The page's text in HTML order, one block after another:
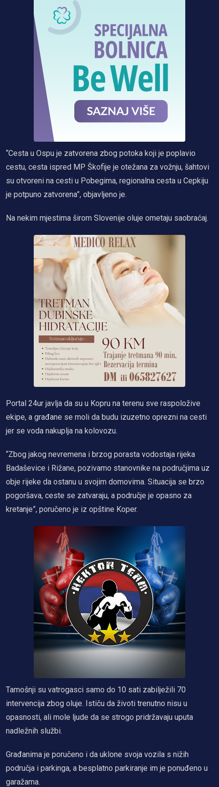
“Cesta u Ospu je zatvorena zbog potoka koji je poplavio
cestu, cesta ispred MP Škofije je otežana za vožnju, šahtovi
su otvoreni na cesti u Pobegima, regionalna cesta u Cepkiju
je potpuno zatvorena”, objavljeno je.
Na nekim mjestima širom Slovenije oluje ometaju saobraćaj.
Portal 24ur javlja da su u Kopru na terenu sve raspoložive
ekipe, a građane se moli da budu izuzetno oprezni na cesti
jer se voda nakuplja na kolovozu.
“Zbog jakog nevremena i brzog porasta vodostaja rijeka
Badaševice i Rižane, pozivamo stanovnike na područjima uz
obje rijeke da ostanu u svojim domovima. Situacija se brzo
pogoršava, ceste se zatvaraju, a područje je opasno za
kretanje”, poručeno je iz opštine Koper.
Tamošnji su vatrogasci samo do 10 sati zabilježili 70
intervencija zbog oluje. Ističu da životi trenutno nisu u
opasnosti, ali mole ljude da se strogo pridržavaju uputa
nadležnih službi.
Građanima je poručeno i da uklone svoja vozila s nižih
područja i parkinga, a besplatno parkiranje im je ponuđeno u
garažama.